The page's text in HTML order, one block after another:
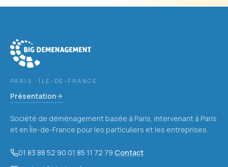
PARIS · ÎLE-DE-FRANCE
Présentation
Société de déménagement basée à Paris, intervenant à Paris
et en Île-de-France pour les particuliers et les entreprises.
01 83 88 52 90·01 85 11 72 79·Contact